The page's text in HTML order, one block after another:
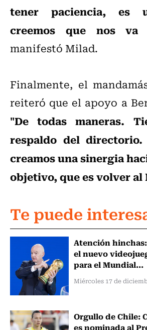
tener paciencia, es
creemos que nos
manifestó Milad.
Finalmente, el
reiteró que el apoyo a
"De todas maneras.
respaldo del
creamos una sinergia
objetivo, que es volver
Te puede
Atención
el nuevo
para el Mundial...
Miércoles 17 de
Orgullo de Chile:
es nominada al